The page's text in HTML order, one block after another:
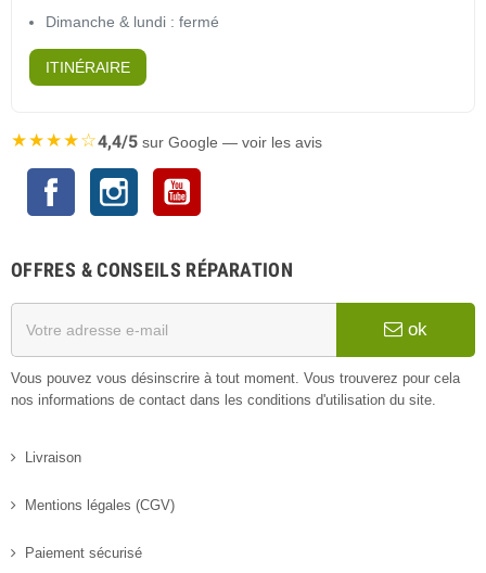
Dimanche & lundi : fermé
ITINÉRAIRE
★★★★☆4,4/5 sur Google — voir les avis
Facebook Instagram
OFFRES & CONSEILS RÉPARATION
ok
Vous pouvez vous désinscrire à tout moment. Vous trouverez pour cela
nos informations de contact dans les conditions d'utilisation du site.
Livraison
Mentions légales (CGV)
Paiement sécurisé